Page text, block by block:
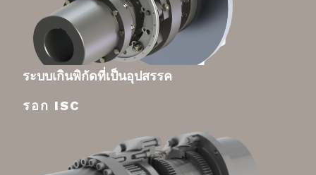
ระบบเกินพิกัดที่เป็นอุปสรรค
รอก ISC